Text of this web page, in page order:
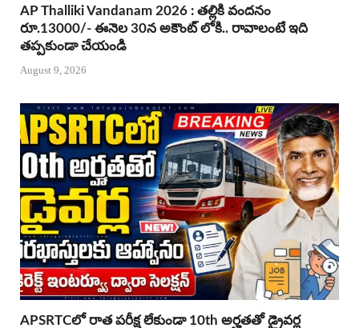
AP Thalliki Vandanam 2026 : తల్లికి వందనం
రూ.13000/- ఈనెల 30న అకౌంట్ లోకి.. రావాలంటే ఇది
తప్పకుండా చేయండి
August 9, 2026
APSRTCలో రాత పరీక్ష లేకుండా 10th అర్హతతో డ్రైవర్ల